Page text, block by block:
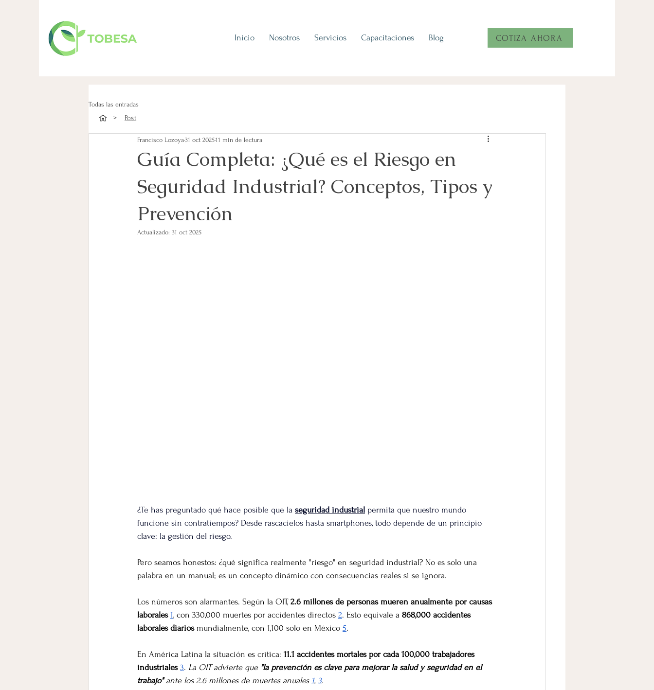
Inicio Nosotros Servicios Capacitaciones Blog COTIZA AHORA
Todas las entradas
Guía Completa: ¿Qué es el Riesgo en
Seguridad Industrial? Conceptos, Tipos y
Prevención
Francisco Lozoya31 oct 202511 min de lectura
Actualizado: 31 oct 2025
¿Te has preguntado qué hace posible que la seguridad industrial permita que nuestro mundo
funcione sin contratiempos? Desde rascacielos hasta smartphones, todo depende de un principio
clave: la gestión del riesgo.
Pero seamos honestos: ¿qué significa realmente "riesgo" en seguridad industrial? No es solo una
palabra en un manual; es un concepto dinámico con consecuencias reales si se ignora.
Los números son alarmantes. Según la OIT, 2.6 millones de personas mueren anualmente por causas
laborales 1, con 330,000 muertes por accidentes directos 2. Esto equivale a 868,000 accidentes
laborales diarios mundialmente, con 1,100 solo en México 5.
En América Latina la situación es crítica: 11.1 accidentes mortales por cada 100,000 trabajadores
industriales 3. La OIT advierte que "la prevención es clave para mejorar la salud y seguridad en el
trabajo" ante los 2.6 millones de muertes anuales 1, 3.
> Post